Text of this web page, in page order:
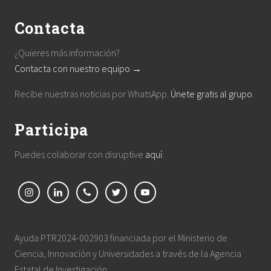
Contacta
¿Quieres más información?
Contacta con nuestro equipo →
Recibe nuestras noticias por WhatsApp. Únete gratis al grupo.
Participa
Puedes colaborar con disruptive aquí.
Ayuda PTR2024-002903 financiada por el Ministerio de
Ciencia, Innovación y Universidades a través de la Agencia